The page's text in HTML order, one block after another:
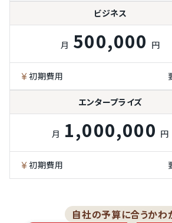
ビジネス
月 500,000 円
初期費用
エンタープライズ
月 1,000,000 円
初期費用
自社の予算に合うかわ